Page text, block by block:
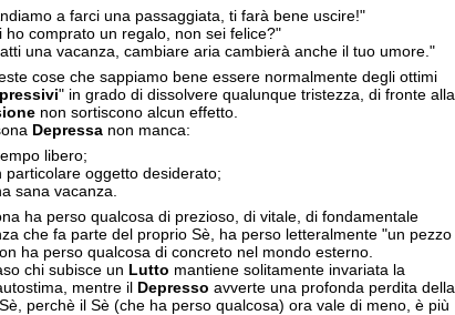
a farci una passaggiata, ti farà bene uscire!"
ho comprato un regalo, non sei felice?"
una vacanza, cambiare aria cambierà anche il tuo umore."
cose che sappiamo bene essere normalmente degli ottimi
" in grado di dissolvere qualunque tristezza, di fronte alla
non sortiscono alcun effetto.
Depressa non manca:
libero;
particolare oggetto desiderato;
sana vacanza.
ha perso qualcosa di prezioso, di vitale, di fondamentale
che fa parte del proprio Sè, ha perso letteralmente "un pezzo
ha perso qualcosa di concreto nel mondo esterno.
chi subisce un Lutto mantiene solitamente invariata la
mentre il Depresso avverte una profonda perdita della
perchè il Sè (che ha perso qualcosa) ora vale di meno, è più